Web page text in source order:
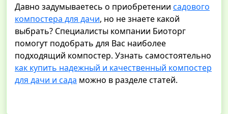
Давно задумываетесь о приобретении садового
компостера для дачи, но не знаете какой
выбрать? Специалисты компании Биоторг
помогут подобрать для Вас наиболее
подходящий компостер. Узнать самостоятельно
как купить надежный и качественный компостер
для дачи и сада можно в разделе статей.